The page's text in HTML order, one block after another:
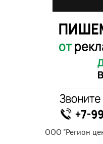
ООО "Регион